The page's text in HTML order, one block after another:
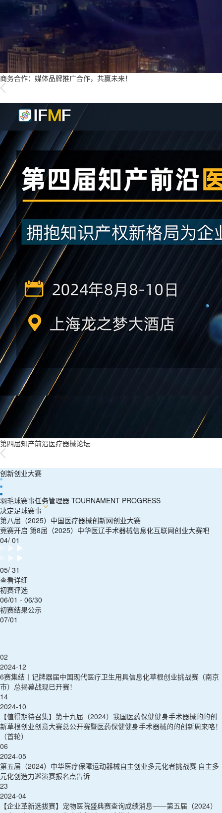
商务合作：媒体品牌推广合作，共赢未来！
第四届知产前沿医疗器械论坛
创新创业大赛
羽毛球赛事任务管理器 TOURNAMENT PROGRESS
决定足球赛事
第八届（2025）中国医疗器械创新网创业大赛
竞赛开启 第8届（2025）中华医辽手术器械信息化互联网创业大赛吧
04/ 01
05/ 31
查看详细
初赛评选
06/01 - 06/30
初赛结果公示
07/01